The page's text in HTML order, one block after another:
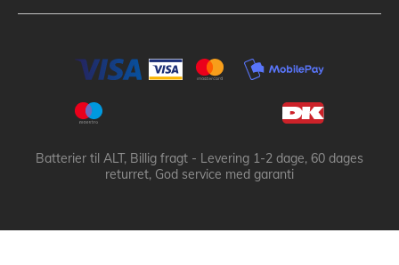
Batterier til ALT, Billig fragt - Levering 1-2 dage, 60 dages
returret, God service med garanti